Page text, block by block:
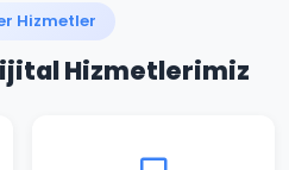
Hizmetler
Hizmetlerimiz